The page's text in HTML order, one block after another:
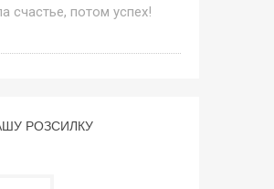
счастье, потом успех!
РОЗСИЛКУ